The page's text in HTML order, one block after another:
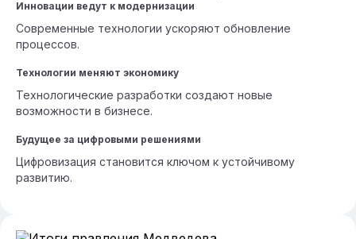
Инновации ведут к модернизации
Современные технологии ускоряют обновление
процессов.
Технологии меняют экономику
Технологические разработки создают новые
возможности в бизнесе.
Будущее за цифровыми решениями
Цифровизация становится ключом к устойчивому
развитию.